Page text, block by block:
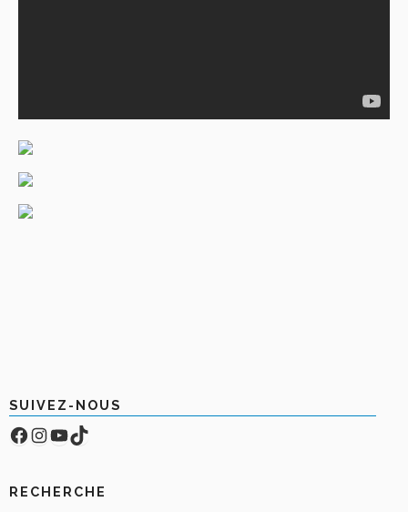
SUIVEZ-NOUS
Facebook
Compte Instagram
YouTube
TikTok
RECHERCHE